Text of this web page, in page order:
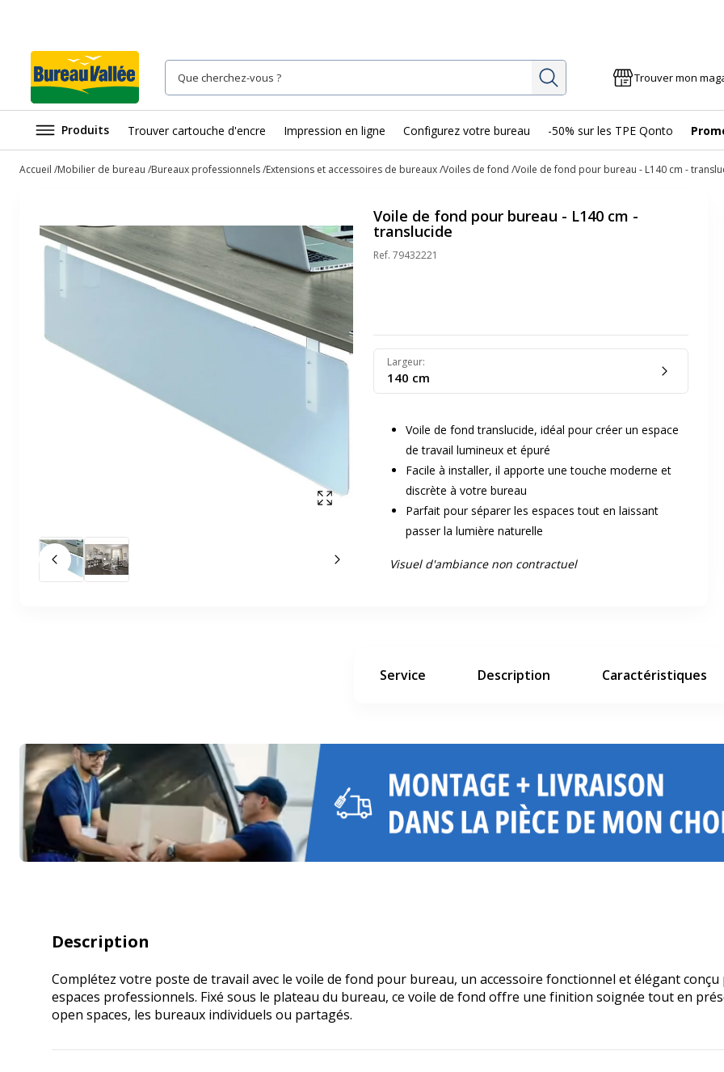
Rechercher Trouver mon
Produits Trouver cartouche d'encre Impression en ligne Configurez votre bureau -50% sur les TPE Qonto
Accueil Mobilier de bureau Bureaux professionnels Extensions et accessoires de bureaux Voiles de fond Voile de fond pour bureau - L140 cm -
Afficher en plein écran
Slide précédent Slide suivant
Voile de fond pour bureau - L140 cm -
translucide
Ref. 79432221
Largeur:
140 cm
Voile de fond translucide, idéal pour créer un espace
de travail lumineux et épuré
Facile à installer, il apporte une touche moderne et
discrète à votre bureau
Parfait pour séparer les espaces tout en laissant
passer la lumière naturelle
Visuel d'ambiance non contractuel
Service Description Caractéristiques
Description
Complétez votre poste de travail avec le voile de fond pour bureau, un accessoire fonctionnel et élégant
espaces professionnels. Fixé sous le plateau du bureau, ce voile de fond offre une finition soignée tout en
open spaces, les bureaux individuels ou partagés.